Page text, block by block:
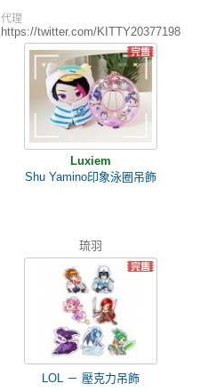
代理
https://twitter.com/KITTY20377198
Luxiem
Shu Yamino印象泳圈吊飾
琉羽
LOL － 壓克力吊飾